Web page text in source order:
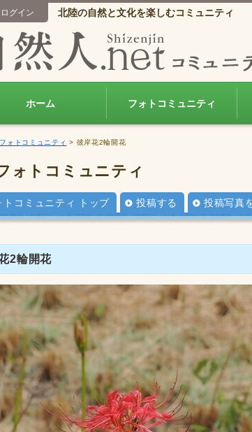
ログイン 北陸の自然と文化を楽しむコミュニティ
ホーム フォトコミュニティ
フォトコミュニティ > 彼岸花2輪開花
ォトコミュニティ
トコミュニティ トップ 投稿する 投稿写真
2輪開花